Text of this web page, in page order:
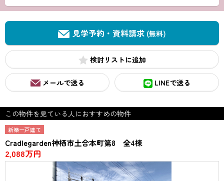
見学予約・資料請求 (無料)
検討リスト
メールで送る LINEで送る
この物件を見ている人におすすめの物件
新築一戸建て
Cradlegarden神栖市土合本町第8 全4棟
2,088万円